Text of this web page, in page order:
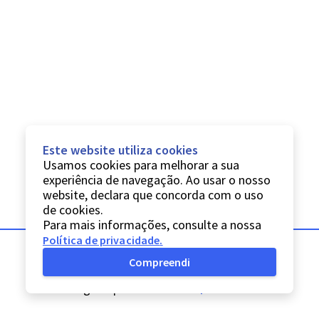
Este website utiliza cookies
Usamos cookies para melhorar a sua
experiência de navegação. Ao usar o nosso
website, declara que concorda com o uso
de cookies.
Para mais informações, consulte a nossa
Política de privacidade.
Compreendi